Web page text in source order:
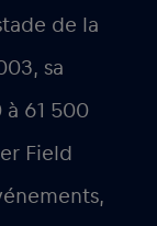
de la
sa
à 61 500
Field